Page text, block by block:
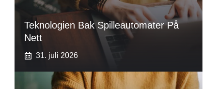
Teknologien Bak Spilleautomater På
Nett
31. juli 2026